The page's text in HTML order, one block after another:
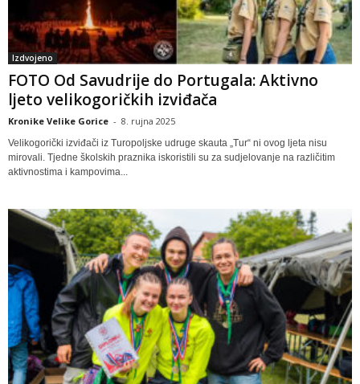
Izdvojeno
FOTO Od Savudrije do Portugala: Aktivno
ljeto velikogoričkih izviđača
Kronike Velike Gorice - 8. rujna 2025
Velikogorički izviđači iz Turopoljske udruge skauta „Tur“ ni ovog ljeta nisu
mirovali. Tjedne školskih praznika iskoristili su za sudjelovanje na različitim
aktivnostima i kampovima...